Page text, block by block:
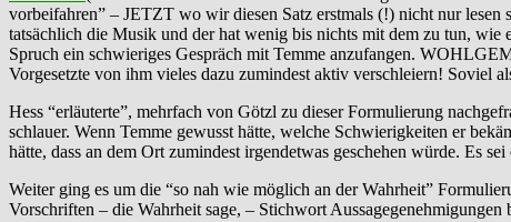
vorbeifahren” – JETZT wo wir diesen Satz erstmals (!) nicht nur lesen
tatsächlich die Musik und der hat wenig bis nichts mit dem zu tun,
Spruch ein schwieriges Gespräch mit Temme anzufangen.
Vorgesetzte von ihm vieles dazu zumindest aktiv verschleiern! Soviel
Hess “erläuterte”, mehrfach von Götzl zu dieser Formulierung
schlauer. Wenn Temme gewusst hätte, welche Schwierigkeiten er
hätte, dass an dem Ort zumindest irgendetwas geschehen würde. Es
Weiter ging es um die “so nah wie möglich an der Wahrheit”
Vorschriften – die Wahrheit sage, – Stichwort